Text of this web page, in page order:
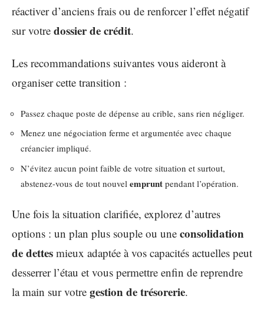
réactiver d’anciens frais ou de renforcer l’effet négatif
sur votre dossier de crédit.
Les recommandations suivantes vous aideront à
organiser cette transition :
Passez chaque poste de dépense au crible, sans rien négliger.
Menez une négociation ferme et argumentée avec chaque
créancier impliqué.
N’évitez aucun point faible de votre situation et surtout,
abstenez-vous de tout nouvel emprunt pendant l’opération.
Une fois la situation clarifiée, explorez d’autres
options : un plan plus souple ou une consolidation
de dettes mieux adaptée à vos capacités actuelles peut
desserrer l’étau et vous permettre enfin de reprendre
la main sur votre gestion de trésorerie.